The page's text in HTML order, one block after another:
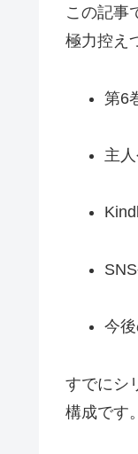
この記事
極力控え
第6
主
今
すでにシ
構成です。